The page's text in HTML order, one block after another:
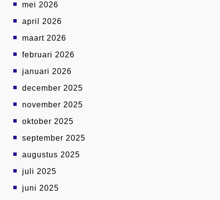
mei 2026
april 2026
maart 2026
februari 2026
januari 2026
december 2025
november 2025
oktober 2025
september 2025
augustus 2025
juli 2025
juni 2025